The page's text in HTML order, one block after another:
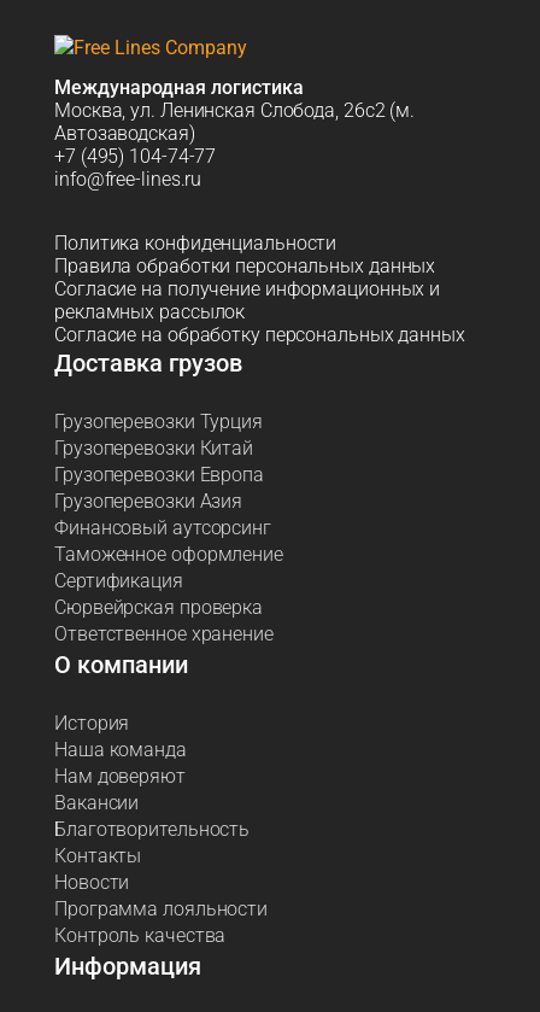
Международная логистика
Москва, ул. Ленинская Слобода, 26с2 (м.
Автозаводская)
+7 (495) 104-74-77
info@free-lines.ru
Политика конфиденциальности
Правила обработки персональных данных
Согласие на получение информационных и
рекламных рассылок
Согласие на обработку персональных данных
Доставка грузов
Грузоперевозки Турция
Грузоперевозки Китай
Грузоперевозки Европа
Грузоперевозки Азия
Финансовый аутсорсинг
Таможенное оформление
Сертификация
Сюрвейрская проверка
Ответственное хранение
О компании
История
Наша команда
Нам доверяют
Вакансии
Благотворительность
Контакты
Новости
Программа лояльности
Контроль качества
Информация